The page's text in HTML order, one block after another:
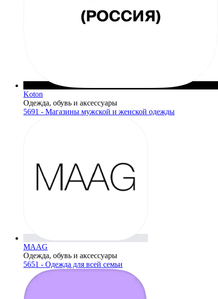
Koton
Одежда, обувь и аксессуары
5691 - Магазины мужской и женской одежды
MAAG
Одежда, обувь и аксессуары
5651 - Одежда для всей семьи